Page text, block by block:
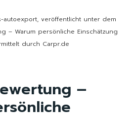
autoexport, veröffentlicht unter dem
– Warum persönliche Einschätzung
durch Carpr.de
–